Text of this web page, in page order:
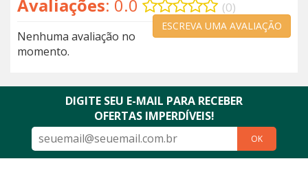
Avaliações: 0.0 (0)
ESCREVA UMA AVALIAÇÃO
Nenhuma avaliação no
momento.
DIGITE SEU E-MAIL PARA RECEBER
OFERTAS IMPERDÍVEIS!
OK